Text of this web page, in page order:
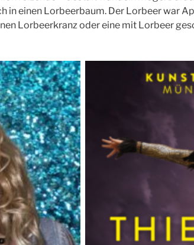
in einen Lorbeerbaum. Der Lorbeer war
Lorbeerkranz oder eine mit Lorbeer